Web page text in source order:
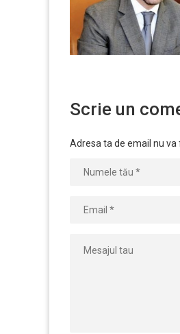
Scrie un
Adresa ta de email nu va